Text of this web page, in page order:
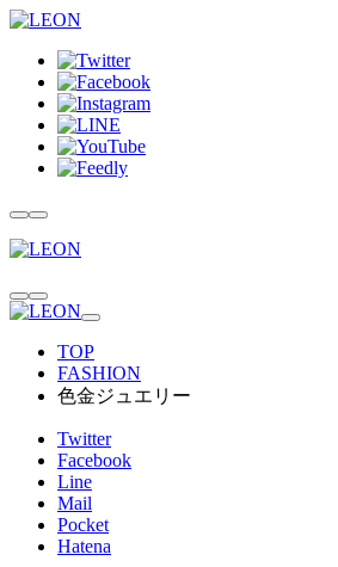
TOP
FASHION
色金ジュエリー
Twitter
Facebook
Line
Mail
Pocket
Hatena